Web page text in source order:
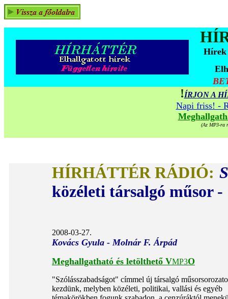
Hírek
!ÍRJON A
Napi friss! -
(Az MP3-ra
HÍRHÁTTÉR RÁDIÓ:
közéleti társalgó műsor
2008-03-27.
Kovács Gyula - Molnár F. Árpád
Meghallgatható és letölthető VMP3O
"Szólásszabadságot" címmel új társalgó
kezdünk, melyben közéleti, politikai, vallási és egyéb